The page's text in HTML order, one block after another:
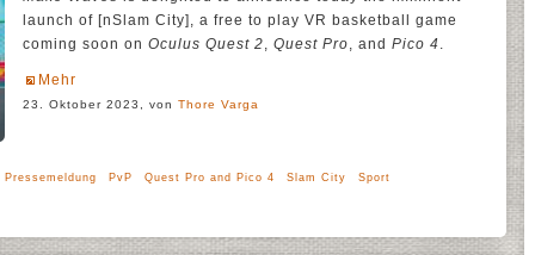
launch of [nSlam City], a free to play VR basketball game
coming soon on Oculus Quest 2, Quest Pro, and Pico 4.
Mehr
23. Oktober 2023, von Thore Varga
Pressemeldung PvP Quest Pro and Pico 4 Slam City Sport